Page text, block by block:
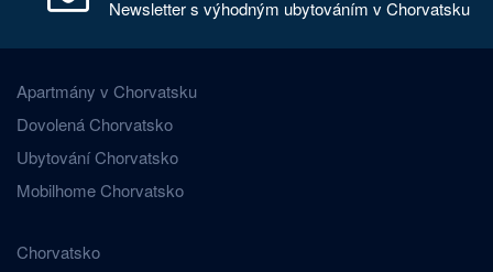
Newsletter s výhodným ubytováním v Chorvatsku
Apartmány v Chorvatsku
Dovolená Chorvatsko
Ubytování Chorvatsko
Mobilhome Chorvatsko
Chorvatsko